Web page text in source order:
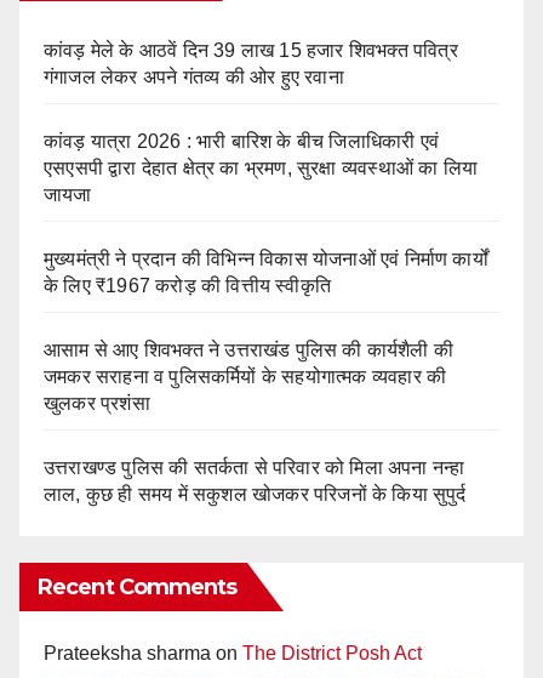
कांवड़ मेले के आठवें दिन 39 लाख 15 हजार शिवभक्त पवित्र
गंगाजल लेकर अपने गंतव्य की ओर हुए रवाना
कांवड़ यात्रा 2026 : भारी बारिश के बीच जिलाधिकारी एवं
एसएसपी द्वारा देहात क्षेत्र का भ्रमण, सुरक्षा व्यवस्थाओं का लिया
जायजा
मुख्यमंत्री ने प्रदान की विभिन्न विकास योजनाओं एवं निर्माण कार्यों
के लिए ₹1967 करोड़ की वित्तीय स्वीकृति
आसाम से आए शिवभक्त ने उत्तराखंड पुलिस की कार्यशैली की
जमकर सराहना व पुलिसकर्मियों के सहयोगात्मक व्यवहार की
खुलकर प्रशंसा
उत्तराखण्ड पुलिस की सतर्कता से परिवार को मिला अपना नन्हा
लाल, कुछ ही समय में सकुशल खोजकर परिजनों के किया सुपुर्द
Recent Comments
Prateeksha sharma on The District Posh Act